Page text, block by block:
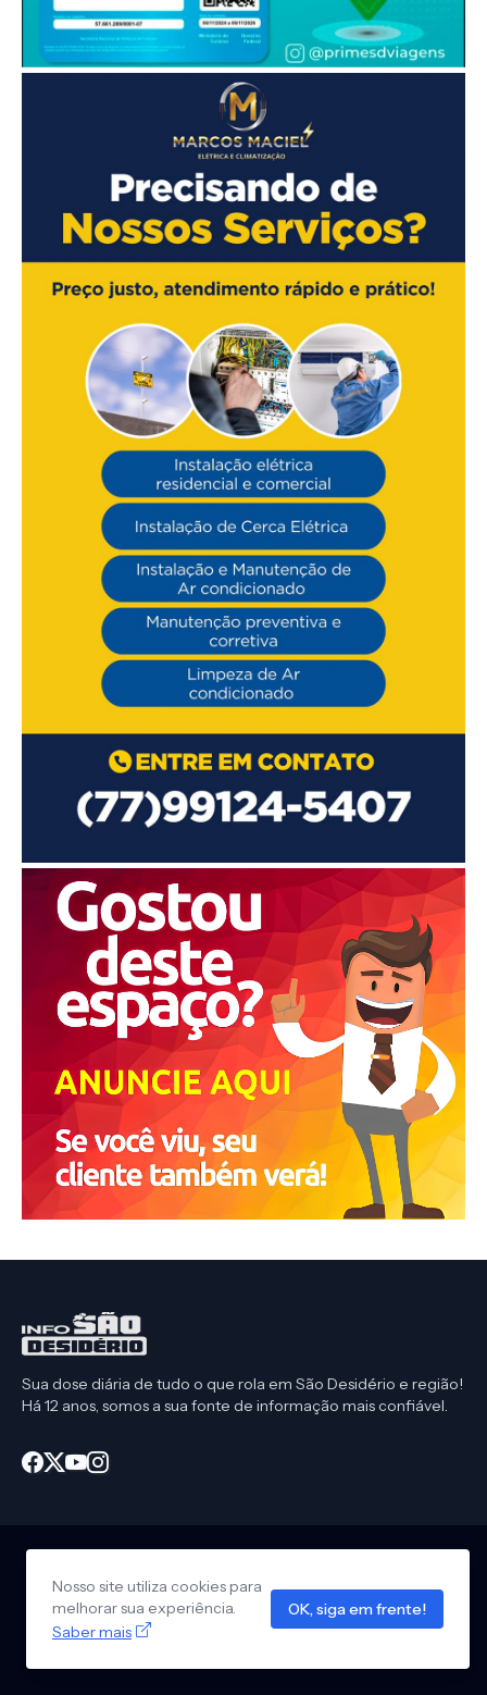
Sua dose diária de tudo o que rola em São Desidério e região!
Há 12 anos, somos a sua fonte de informação mais confiável.
Design by - Info São Desidério
InícioCEP São DesidérioPolítica de Privacidade
Anuncie em nosso site
Nosso site utiliza cookies para
melhorar sua experiência.
Saber mais
OK, siga em frente!